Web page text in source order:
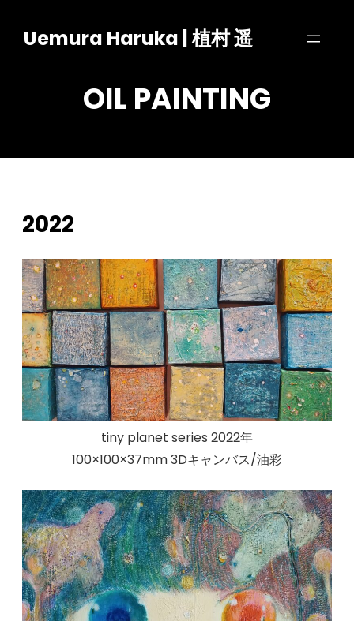
プ
Uemura Haruka | 植村 遥
OIL PAINTING
2022
tiny planet series 2022年
100×100×37mm 3Dキャンバス/油彩